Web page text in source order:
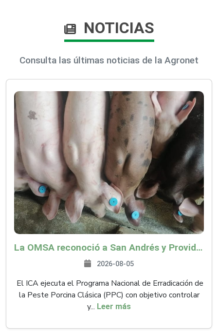
NOTICIAS
Consulta las últimas noticias de la Agronet
La OMSA reconoció a San Andrés y Providencia como zona libre de Peste Porcina Clásica (PPC)
2026-08-05
El ICA ejecuta el Programa Nacional de Erradicación de
la Peste Porcina Clásica (PPC) con objetivo controlar
y... Leer más